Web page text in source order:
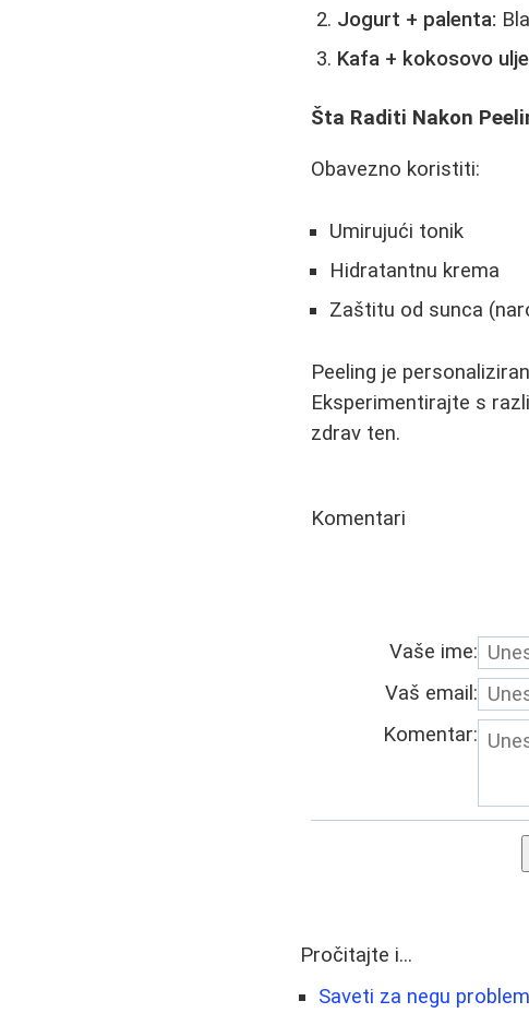
Jogurt + palenta:
Kafa + kokosovo
Šta Raditi Nakon
Obavezno koristiti:
Umirujući tonik
Hidratantnu krema
Zaštitu od sunca
Peeling je
Eksperimentirajte s
zdrav ten.
Komentari
Vaše ime:
Vaš email:
Komentar:
Pročitajte i...
Saveti za negu